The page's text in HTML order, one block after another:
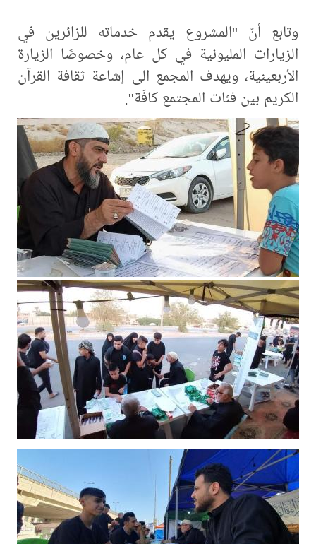
وتابع أنّ "المشروع يقدم خدماته للزائرين في
الزيارات المليونية في كل عام، وخصوصًا الزيارة
الأربعينية، ويهدف المجمع الى إشاعة ثقافة القرآن
الكريم بين فئات المجتمع كافّة".